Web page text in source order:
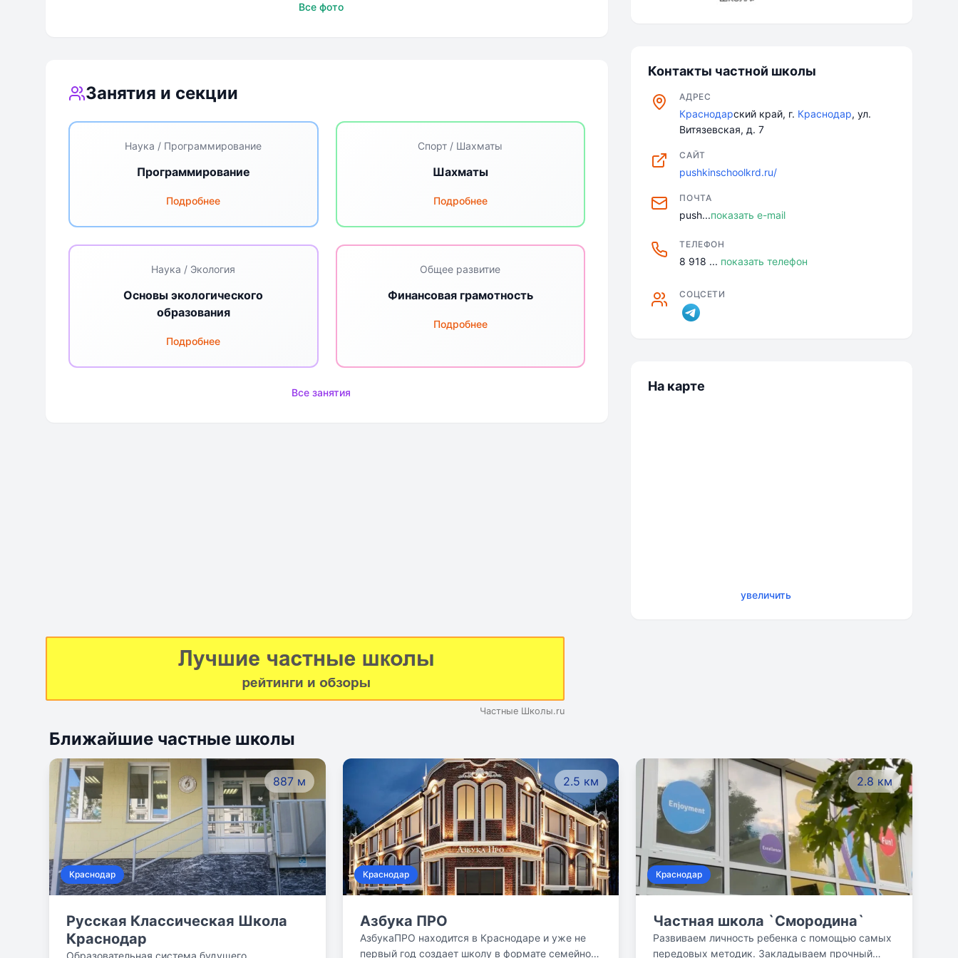
Все фото
Занятия и секции
Наука / Программирование
Программирование
Подробнее
Спорт / Шахматы
Шахматы
Подробнее
Наука / Экология
Основы экологического
образования
Подробнее
Общее развитие
Финансовая грамотность
Подробнее
Все занятия
Контакты частной школы
АДРЕС
Краснодарский край, г. Краснодар, ул.
Витязевская, д. 7
САЙТ
pushkinschoolkrd.ru/
ПОЧТА
push...показать e-mail
ТЕЛЕФОН
8 918 ... показать телефон
СОЦСЕТИ
На карте
увеличить
Частные Школы.ru
Ближайшие частные школы
887 м
Краснодар
Русская Классическая Школа
Краснодар
Образовательная система будущего,
2.5 км
Краснодар
Азбука ПРО
АзбукаПРО находится в Краснодаре и уже не
первый год создает школу в формате семейного
2.8 км
Краснодар
Частная школа `Смородина`
Развиваем личность ребенка с помощью самых
передовых методик. Закладываем прочный